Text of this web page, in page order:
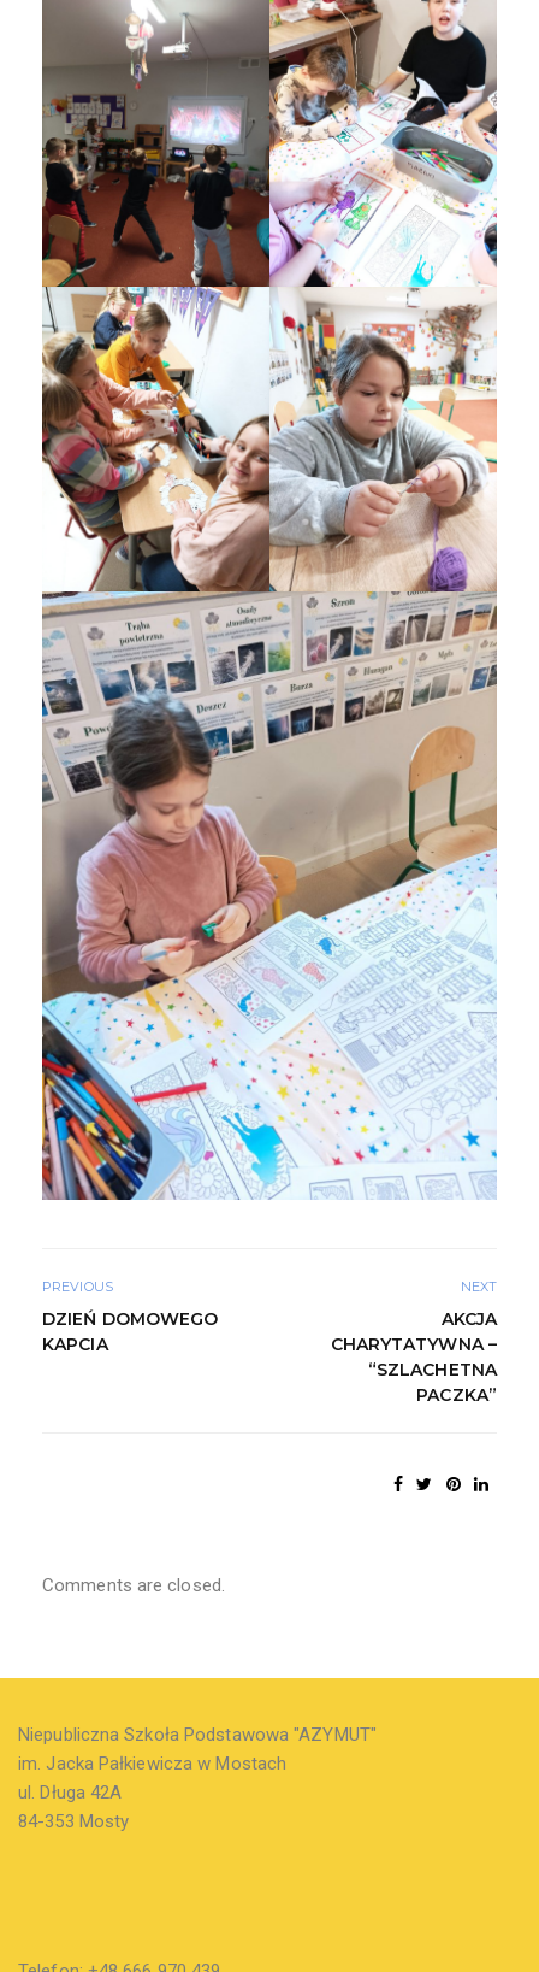
PREVIOUS
DZIEŃ DOMOWEGO
KAPCIA
NEXT
AKCJA
CHARYTATYWNA –
“SZLACHETNA
PACZKA”
Comments are closed.
Niepubliczna Szkoła Podstawowa "AZYMUT"
im. Jacka Pałkiewicza w Mostach
ul. Długa 42A
84-353 Mosty